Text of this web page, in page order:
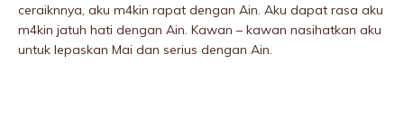
ceraiknnya, aku m4kin rapat dengan Ain. Aku dapat rasa aku
m4kin jatuh hati dengan Ain. Kawan – kawan nasihatkan aku
untuk lepaskan Mai dan serius dengan Ain.